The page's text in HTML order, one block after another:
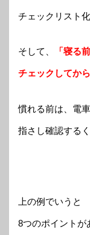
チェックリスト
そして、 「寝る
チェックしてか
慣れる前は、電
指さし確認する
上の例でいうと
8つのポイントが